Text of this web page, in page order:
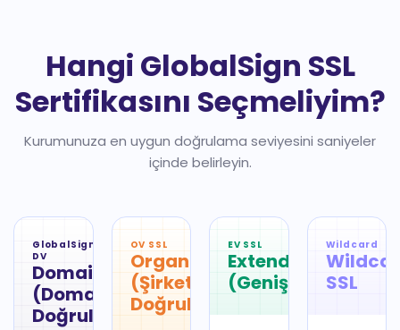
Hangi GlobalSign SSL
Sertifikasını Seçmeliyim?
Kurumunuza en uygun doğrulama seviyesini saniyeler
içinde belirleyin.
GlobalSign
DV
DomainSSL
(Domain
Doğrulama)
OV SSL
OrganizationSSL
(Şirket
Doğrulama)
EV SSL
ExtendedSSL
(Genişletilmiş)
Wildcard
SSL